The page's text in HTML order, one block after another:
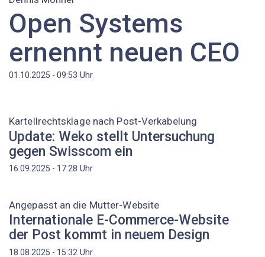
Open Systems
ernennt neuen CEO
01.10.2025 - 09:53 Uhr
Kartellrechtsklage nach Post-Verkabelung
Update: Weko stellt Untersuchung
gegen Swisscom ein
16.09.2025 - 17:28 Uhr
Angepasst an die Mutter-Website
Internationale E-Commerce-Website
der Post kommt in neuem Design
18.08.2025 - 15:32 Uhr